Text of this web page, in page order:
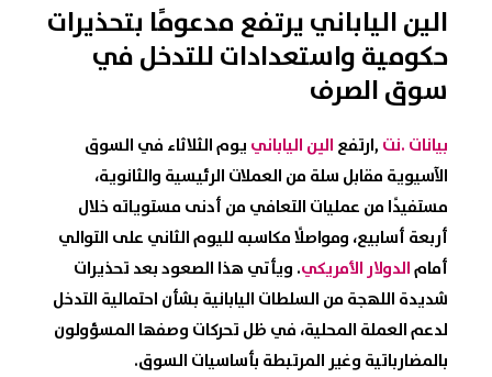
الين الياباني يرتفع مدعومًا بتحذيرات
حكومية واستعدادات للتدخل في
سوق الصرف
بيانات .نت ,ارتفع الين الياباني يوم الثلاثاء في السوق
الآسيوية مقابل سلة من العملات الرئيسية والثانوية،
مستفيدًا من عمليات التعافي من أدنى مستوياته خلال
أربعة أسابيع، ومواصلًا مكاسبه لليوم الثاني على التوالي
أمامالدولار الأمريكي. ويأتي هذا الصعود بعد تحذيرات
شديدة اللهجة من السلطات اليابانية بشأن احتمالية التدخل
لدعم العملة المحلية، في ظل تحركات وصفها المسؤولون
بالمضارباتية وغير المرتبطة بأساسيات السوق.